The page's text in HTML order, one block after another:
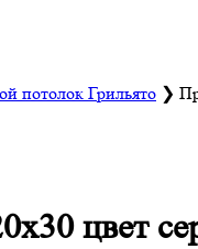
потолок Грильято ❯
цвет